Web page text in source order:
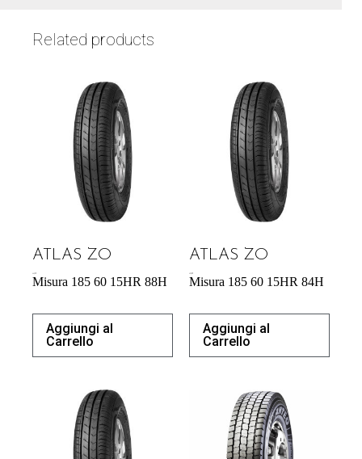
Related products
ATLAS ZO
Misura 185 60 15HR 88H
Aggiungi al
Carrello
ATLAS ZO
Misura 185 60 15HR 84H
Aggiungi al
Carrello